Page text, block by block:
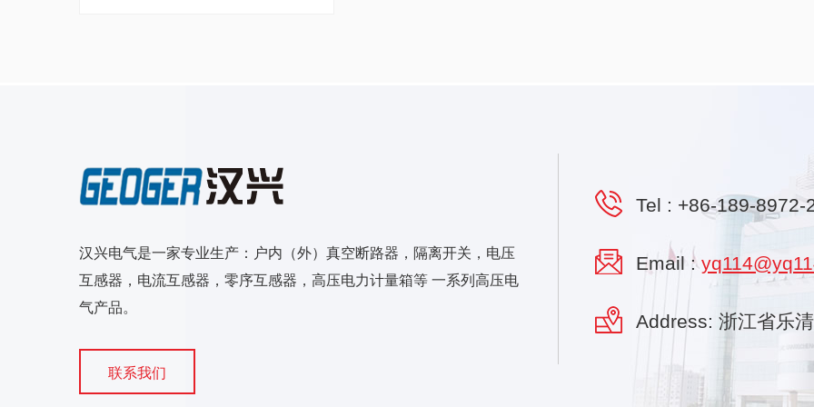
汉兴电气是一家专业生产：户内（外）真空断路器，隔离开关，电压
互感器，电流互感器，零序互感器，高压电力计量箱等 一系列高压电
气产品。
联系我们
Tel : +86-189-8972-
Email :
Address: 浙江省乐